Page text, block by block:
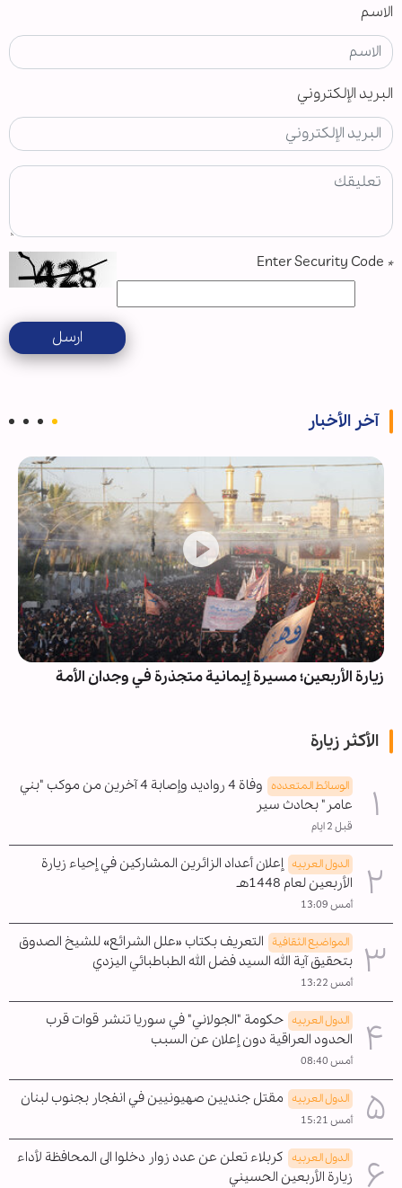
الاسم
البريد الإلكتروني
*
ارسل
آخر الأخبار
زيارة الأربعين؛ مسيرة إيمانية متجذرة في وجدان الأمة
الأكثر زيارة
الوسائط المتعدده
وفاة 4 رواديد وإصابة 4 آخرين من موكب "بني
عامر" بحادث سير
قبل 2 ايام
الدول العربیه إعلان أعداد الزائرين المشاركين في إحياء زيارة
الأربعين لعام 1448هـ
أمس 13:09
المواضیع الثقافية التعريف بكتاب «علل الشرائع» للشيخ الصدوق
بتحقيق آية الله السيد فضل الله الطباطبائي اليزدي
أمس 13:22
الدول العربیه حكومة "الجولاني" في سوريا تنشر قوات قرب
الحدود العراقية دون إعلان عن السبب
أمس 08:40
الدول العربیه مقتل جنديين صهيونيين في انفجار بجنوب لبنان
أمس 15:21
الدول العربیه كربلاء تعلن عن عدد زوار دخلوا الى المحافظة لأداء
زيارة الأربعين الحسيني